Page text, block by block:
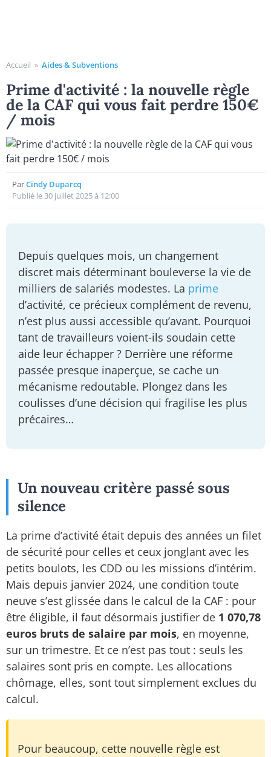
Accueil » Aides & Subventions
Prime d'activité : la nouvelle règle
de la CAF qui vous fait perdre 150€
/ mois
ParCindy Duparcq
Publié le 30 juillet 2025 à 12:00
Depuis quelques mois, un changement
discret mais déterminant bouleverse la vie de
milliers de salariés modestes. La prime
d’activité, ce précieux complément de revenu,
n’est plus aussi accessible qu’avant. Pourquoi
tant de travailleurs voient-ils soudain cette
aide leur échapper ? Derrière une réforme
passée presque inaperçue, se cache un
mécanisme redoutable. Plongez dans les
coulisses d’une décision qui fragilise les plus
précaires…
Un nouveau critère passé sous
silence
La prime d’activité était depuis des années un filet
de sécurité pour celles et ceux jonglant avec les
petits boulots, les CDD ou les missions d’intérim.
Mais depuis janvier 2024, une condition toute
neuve s’est glissée dans le calcul de la CAF : pour
être éligible, il faut désormais justifier de 1 070,78
euros bruts de salaire par mois, en moyenne,
sur un trimestre. Et ce n’est pas tout : seuls les
salaires sont pris en compte. Les allocations
chômage, elles, sont tout simplement exclues du
calcul.
Pour beaucoup, cette nouvelle règle est